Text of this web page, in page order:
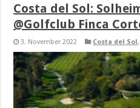
Costa del Sol:
@Golfclub Finca
3. November 2022 Costa del Sol,